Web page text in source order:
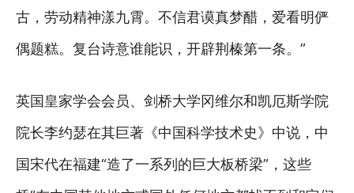
古，劳动精神漾九霄。不信君谟真梦醋，爱看明俨
偶题糕。复台诗意谁能识，开辟荆榛第一条。”
英国皇家学会会员、剑桥大学冈维尔和凯厄斯学院
院长李约瑟在其巨著《中国科学技术史》中说，中
国宋代在福建“造了一系列的巨大板桥梁”，这些